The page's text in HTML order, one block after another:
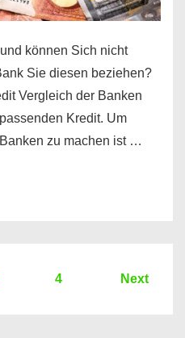
können Sich nicht
Sie diesen beziehen?
Vergleich der Banken
Kredit. Um
zu machen ist …
4 Next